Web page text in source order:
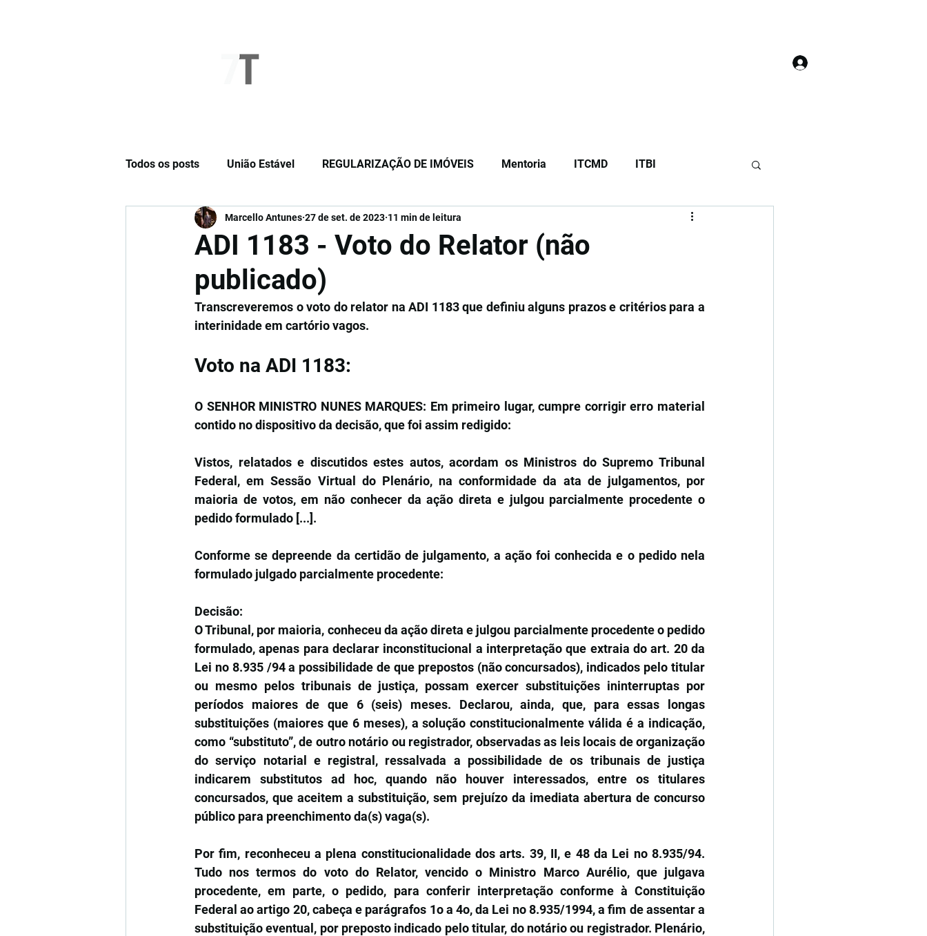
Todos os posts União Estável REGULARIZAÇÃO DE IMÓVEIS Mentoria ITCMD ITBI
Cláusulas Especiais Opinião Registro de Imóveis
ADI 1183 - Voto do Relator (não
publicado)
Marcello Antunes 27 de set. de 2023 11 min de leitura
Transcreveremos o voto do relator na ADI 1183 que definiu alguns prazos e critérios para a
interinidade em cartório vagos.
Voto na ADI 1183:
O SENHOR MINISTRO NUNES MARQUES: Em primeiro lugar, cumpre corrigir erro material
contido no dispositivo da decisão, que foi assim redigido:
Vistos, relatados e discutidos estes autos, acordam os Ministros do Supremo Tribunal
Federal, em Sessão Virtual do Plenário, na conformidade da ata de julgamentos, por
maioria de votos, em não conhecer da ação direta e julgou parcialmente procedente o
pedido formulado [...].
Conforme se depreende da certidão de julgamento, a ação foi conhecida e o pedido nela
formulado julgado parcialmente procedente:
Decisão:
O Tribunal, por maioria, conheceu da ação direta e julgou parcialmente procedente o pedido
formulado, apenas para declarar inconstitucional a interpretação que extraia do art. 20 da
Lei no 8.935 /94 a possibilidade de que prepostos (não concursados), indicados pelo titular
ou mesmo pelos tribunais de justiça, possam exercer substituições ininterruptas por
períodos maiores de que 6 (seis) meses. Declarou, ainda, que, para essas longas
substituições (maiores que 6 meses), a solução constitucionalmente válida é a indicação,
como “substituto”, de outro notário ou registrador, observadas as leis locais de organização
do serviço notarial e registral, ressalvada a possibilidade de os tribunais de justiça
indicarem substitutos ad hoc, quando não houver interessados, entre os titulares
concursados, que aceitem a substituição, sem prejuízo da imediata abertura de concurso
público para preenchimento da(s) vaga(s).
Por fim, reconheceu a plena constitucionalidade dos arts. 39, II, e 48 da Lei no 8.935/94.
Tudo nos termos do voto do Relator, vencido o Ministro Marco Aurélio, que julgava
procedente, em parte, o pedido, para conferir interpretação conforme à Constituição
Federal ao artigo 20, cabeça e parágrafos 1o a 4o, da Lei no 8.935/1994, a fim de assentar a
substituição eventual, por preposto indicado pelo titular, do notário ou registrador. Plenário,